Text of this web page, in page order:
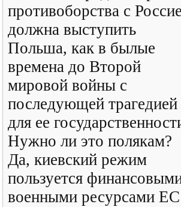
противоборства с
должна выступить
Польша, как в былые
времена до Второй
мировой войны с
последующей трагедией
для ее
Нужно ли это полякам?
Да, киевский режим
пользуется
военными ресурсами ЕС